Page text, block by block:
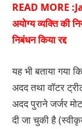
READ MORE :
अयोग्य व्यक्ति की
निबंधन किया रद्द
यह भी बताया गया
अदद तथा वॉटर
अदद पुराने जर्जर
दी जा चुकी है